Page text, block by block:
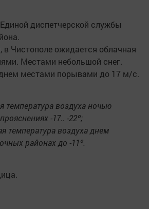
диспетчерской службы
в Чистополе ожидается облачная
Местами небольшой снег.
местами порывами до 17 м/с.
температура воздуха ночью
-17.. -22º;
температура воздуха днем
районах до -11º.